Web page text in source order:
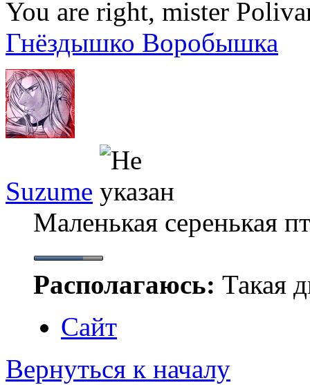
You are right, mister
Гнёздышко Воробышка
Suzume
Маленькая серенькая
Располагаюсь: Такая
Сайт
Вернуться к началу